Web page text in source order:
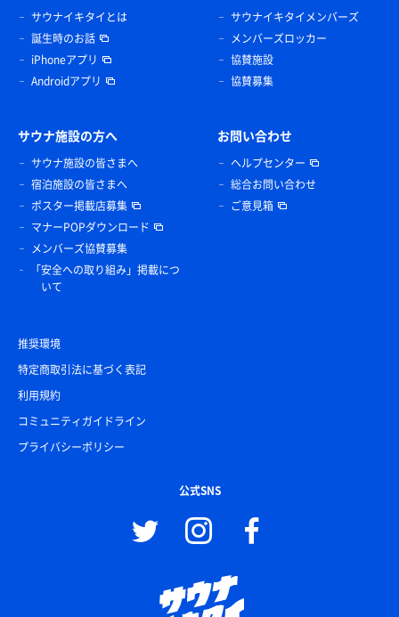
サウナイキタイとは
誕生時のお話
iPhoneアプリ
Androidアプリ
サウナイキタイメンバーズ
メンバーズロッカー
協賛施設
協賛募集
サウナ施設の方へ
サウナ施設の皆さまへ
宿泊施設の皆さまへ
ポスター掲載店募集
マナーPOPダウンロード
メンバーズ協賛募集
「安全への取り組み」掲載につ
いて
お問い合わせ
ヘルプセンター
総合お問い合わせ
ご意見箱
推奨環境
特定商取引法に基づく表記
利用規約
コミュニティガイドライン
プライバシーポリシー
公式SNS